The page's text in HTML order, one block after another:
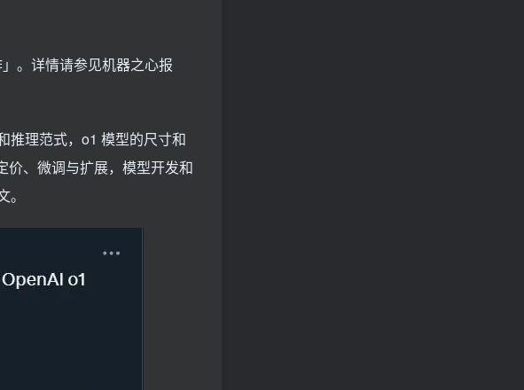
。详情请参见机器之心报
推理范式，o1 模型的尺寸和
价、微调与扩展，模型开发和